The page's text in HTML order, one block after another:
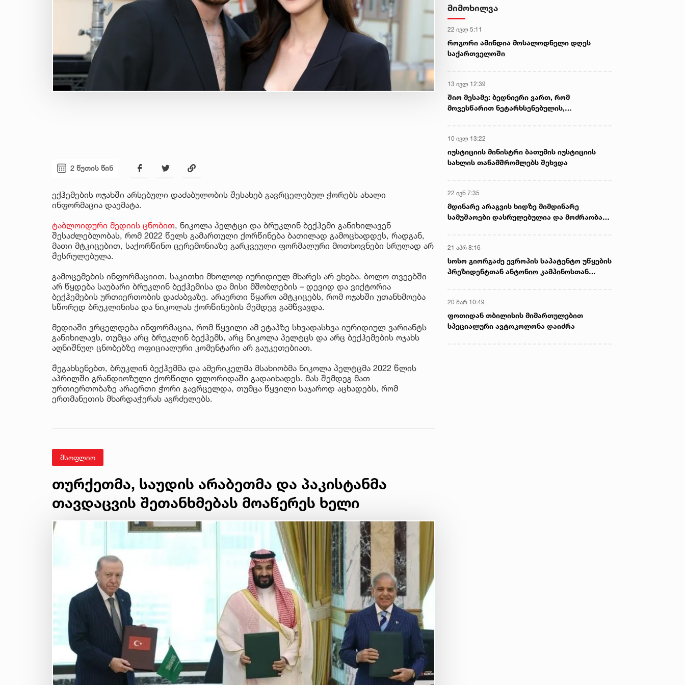
2 წუთის წინ
ექჰემების ოჯახში არსებული დაძაბულობის შესახებ გავრცელებულ ჭორებს ახალი
ინფორმაცია დაემატა.
ტაბლოიდური მედიის ცნობით, ნიკოლა პელტცი და ბრუკლინ ბექჰემი განიხილავენ
შესაძლებლობას, რომ 2022 წელს გამართული ქორწინება ბათილად გამოცხადდეს, რადგან,
მათი მტკიცებით, საქორწინო ცერემონიაზე გარკვეული ფორმალური მოთხოვნები სრულად არ
შესრულებულა.
გამოცემების ინფორმაციით, საკითხი მხოლოდ იურიდიულ მხარეს არ ეხება. ბოლო თვეებში
არ წყდება საუბარი ბრუკლინ ბექჰემისა და მისი მშობლების – დევიდ და ვიქტორია
ბექჰემების ურთიერთობის დაძაბვაზე. არაერთი წყარო ამტკიცებს, რომ ოჯახში უთანხმოება
სწორედ ბრუკლინისა და ნიკოლას ქორწინების შემდეგ გამწვავდა.
მედიაში ვრცელდება ინფორმაცია, რომ წყვილი ამ ეტაპზე სხვადასხვა იურიდიულ ვარიანტს
განიხილავს, თუმცა არც ბრუკლინ ბექჰემს, არც ნიკოლა პელტცს და არც ბექჰემების ოჯახს
აღნიშნულ ცნობებზე ოფიციალური კომენტარი არ გაუკეთებიათ.
შეგახსენებთ, ბრუკლინ ბექჰემმა და ამერიკელმა მსახიობმა ნიკოლა პელტცმა 2022 წლის
აპრილში გრანდიოზული ქორწილი ფლორიდაში გადაიხადეს. მას შემდეგ მათ
ურთიერთობაზე არაერთი ჭორი გავრცელდა, თუმცა წყვილი საჯაროდ აცხადებს, რომ
ერთმანეთის მხარდაჭერას აგრძელებს.
მსოფლიო
თურქეთმა, საუდის არაბეთმა და პაკისტანმა
თავდაცვის შეთანხმებას მოაწერეს ხელი
გავრცელების ფაქტებზე, ერთ
მიმოხილვა
22 ივლ 5:11
როგორი ამინდია მოსალოდნელი დღეს
საქართველოში
13 ივლ 12:39
შიო მესამე: ბედნიერი ვართ, რომ
მოვესწარით ნეტარხსენებულის,
10 ივლ 13:22
იუსტიციის მინისტრი ბათუმის იუსტიციის
სახლის თანამშრომლებს შეხვდა
22 ივნ 7:35
მდინარე არაგვის ხიდზე მიმდინარე
სამუშაოები დასრულებულია და მოძრაობა
21 აპრ 8:16
სოსო გიორგაძე ევროპის საპატენტო უწყების
პრეზიდენტთან ანტონიო კამპინოსთან
20 მარ 10:49
ფოთიდან თბილისის მიმართულებით
სპეციალური ავტოკოლონა დაიძრა